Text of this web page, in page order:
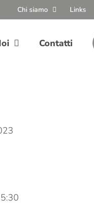
Chi siamo Links
Contatti